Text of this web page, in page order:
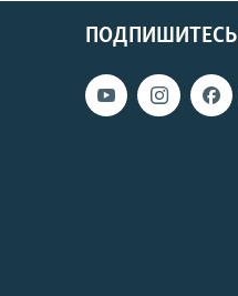
ПОДПИШИТЕСЬ